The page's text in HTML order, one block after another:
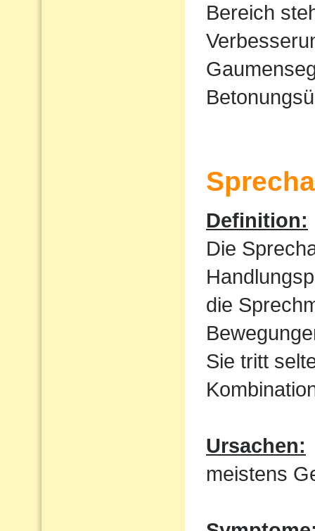
Bereich
Definition:
Die
die
Sie tritt
Ursachen:
meistens